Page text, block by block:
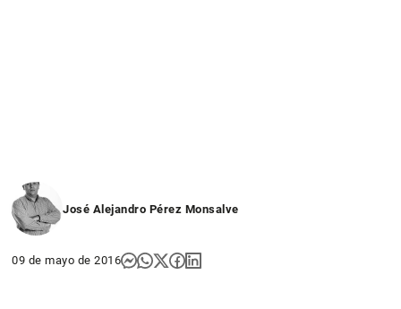
José Alejandro Pérez Monsalve
09 de mayo de 2016